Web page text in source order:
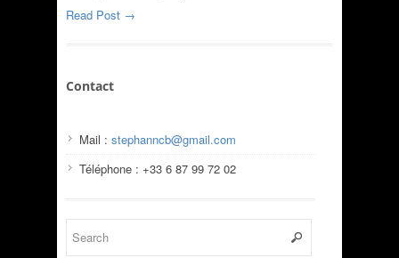
Read Post →
Contact
Mail : stephanncb@gmail.com
Téléphone : +33 6 87 99 72 02